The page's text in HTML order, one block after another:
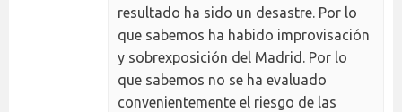
resultado ha sido un desastre. Por lo
que sabemos ha habido improvisación
y sobrexposición del Madrid. Por lo
que sabemos no se ha evaluado
convenientemente el riesgo de las